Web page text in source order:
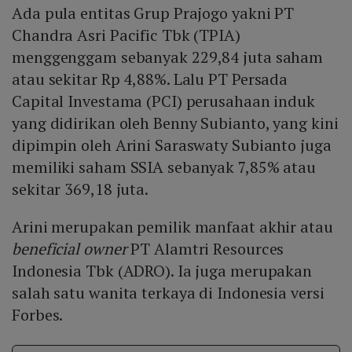
Ada pula entitas Grup Prajogo yakni PT
Chandra Asri Pacific Tbk (TPIA)
menggenggam sebanyak 229,84 juta saham
atau sekitar Rp 4,88%. Lalu PT Persada
Capital Investama (PCI) perusahaan induk
yang didirikan oleh Benny Subianto, yang kini
dipimpin oleh Arini Saraswaty Subianto juga
memiliki saham SSIA sebanyak 7,85% atau
sekitar 369,18 juta.
Arini merupakan pemilik manfaat akhir atau
beneficial ownerPT Alamtri Resources
Indonesia Tbk (ADRO). Ia juga merupakan
salah satu wanita terkaya di Indonesia versi
Forbes.